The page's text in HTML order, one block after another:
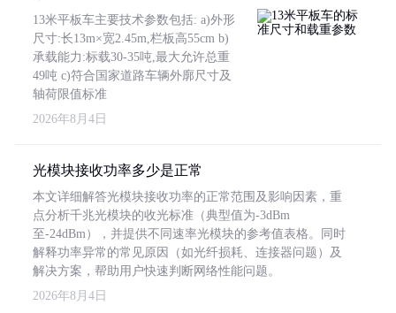
13米平板车主要技术参数包括: a)外形
尺寸:长13m×宽2.45m,栏板高55cm b)
承载能力:标载30-35吨,最大允许总重
49吨 c)符合国家道路车辆外廓尺寸及
轴荷限值标准
2026年8月4日
光模块接收功率多少是正常
本文详细解答光模块接收功率的正常范围及影响因素，重
点分析千兆光模块的收光标准（典型值为-3dBm
至-24dBm），并提供不同速率光模块的参考值表格。同时
解释功率异常的常见原因（如光纤损耗、连接器问题）及
解决方案，帮助用户快速判断网络性能问题。
2026年8月4日